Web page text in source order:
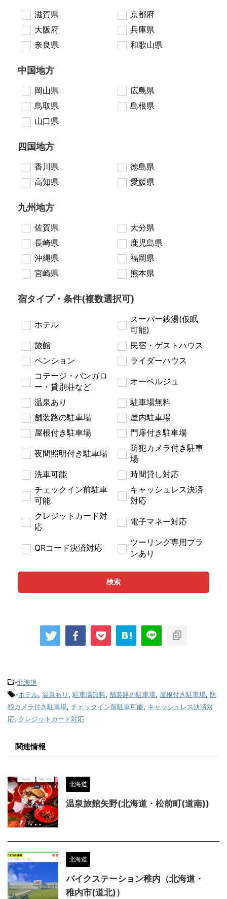
滋賀県
京都府
大阪府
兵庫県
奈良県
和歌山県
中国地方
岡山県
広島県
鳥取県
島根県
山口県
四国地方
香川県
徳島県
高知県
愛媛県
九州地方
佐賀県
大分県
長崎県
鹿児島県
沖縄県
福岡県
宮崎県
熊本県
宿タイプ・条件(複数選択可)
ホテル
スーパー銭湯(仮眠
可能)
旅館
民宿・ゲストハウス
ペンション
ライダーハウス
コテージ・バンガロ
ー・貸別荘など
オーベルジュ
温泉あり
駐車場無料
舗装路の駐車場
屋内駐車場
屋根付き駐車場
門扉付き駐車場
夜間照明付き駐車場
防犯カメラ付き駐車
場
洗車可能
時間貸し対応
チェックイン前駐車
可能
キャッシュレス決済
対応
クレジットカード対
応
電子マネー対応
QRコード決済対応
ツーリング専用プラ
ンあり
検索
-北海道
-ホテル, 温泉あり , 駐車場無料, 舗装路の駐車場, 屋根付き駐車場, 防
犯カメラ付き駐車場, チェックイン前駐車可能, キャッシュレス決済対
応, クレジットカード対応
関連情報
北海道
温泉旅館矢野(北海道・松前町(道南))
北海道
バイクステーション稚内（北海道・
稚内市(道北)）